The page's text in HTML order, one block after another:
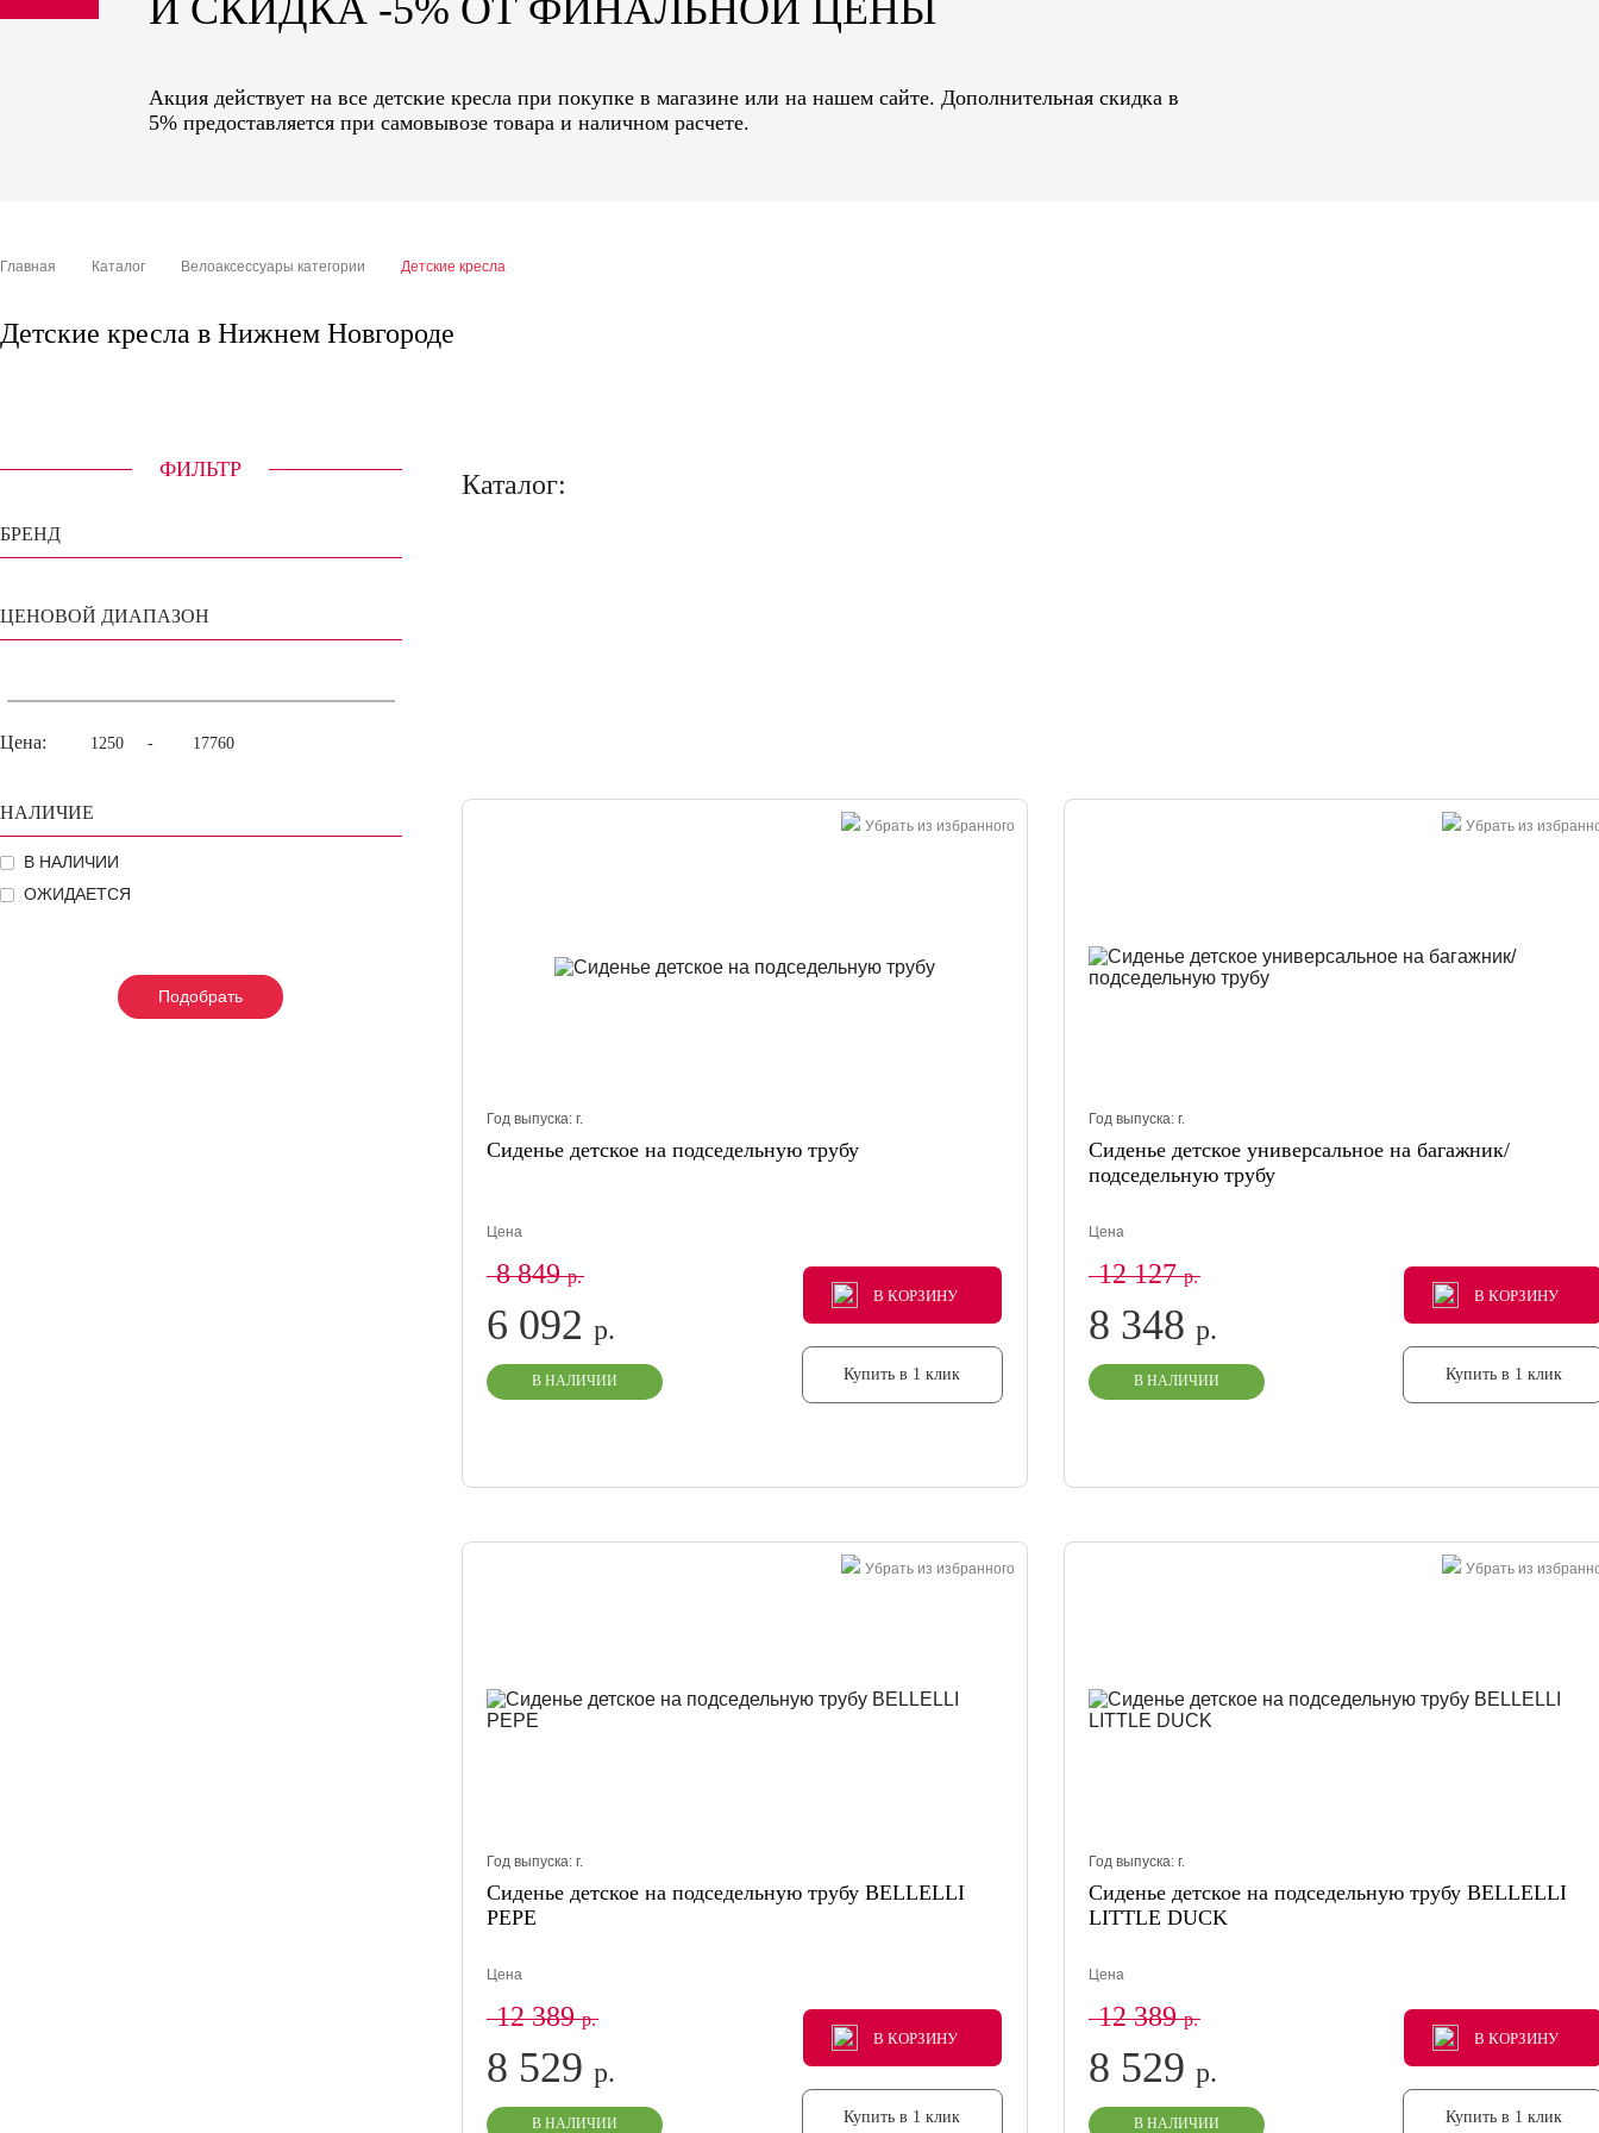
sale
И СКИДКА -5% ОТ ФИНАЛЬНОЙ ЦЕНЫ
Акция действует на все детские кресла при покупке в магазине или на нашем сайте. Дополнительная скидка в
5% предоставляется при самовывозе товара и наличном расчете.
Главная Каталог Велоаксессуары категории Детские кресла
Детские кресла в Нижнем Новгороде
ФИЛЬТР
БРЕНД
ЦЕНОВОЙ ДИАПАЗОН
Цена: -
НАЛИЧИЕ
В НАЛИЧИИ
ОЖИДАЕТСЯ
Подобрать
Подобрать
Подобрать
Каталог:
Убрать из избранного
Год выпуска:г.
Сиденье детское на подседельную трубу
Цена
8 849р.
6 092р.
В НАЛИЧИИ
В КОРЗИНУ
В КОРЗИНУ
В КОРЗИНУ
Купить в 1 клик
Убрать из
Год выпуска: г.
Сиденье детское универсальное на багажник/
подседельную трубу
Цена
12 127р.
8 348 р.
В НАЛИЧИИ
В КОРЗИНУ
В КОРЗИНУ
В КОРЗИНУ
Купить в 1 клик
Убрать из избранного
Год выпуска:г.
Сиденье детское на подседельную трубу BELLELLI
PEPE
Цена
12 389р.
8 529р.
В НАЛИЧИИ
В КОРЗИНУ
В КОРЗИНУ
В КОРЗИНУ
Купить в 1 клик
Убрать из
Год выпуска: г.
Сиденье детское на подседельную трубу BELLELLI
LITTLE DUCK
Цена
12 389р.
8 529 р.
В НАЛИЧИИ
В КОРЗИНУ
В КОРЗИНУ
В КОРЗИНУ
Купить в 1 клик